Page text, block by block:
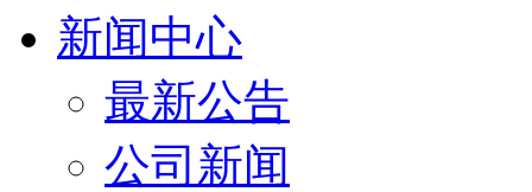
新闻中心
最新公告
公司新闻